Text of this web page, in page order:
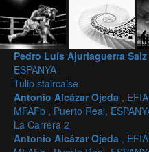
Pedro Luís Ajuriaguerra Saiz
ESPANYA
Tulip staircaise
Antonio Alcázar Ojeda ,
MFAFb , Puerto Real,
La Carrera 2
Antonio Alcázar Ojeda ,